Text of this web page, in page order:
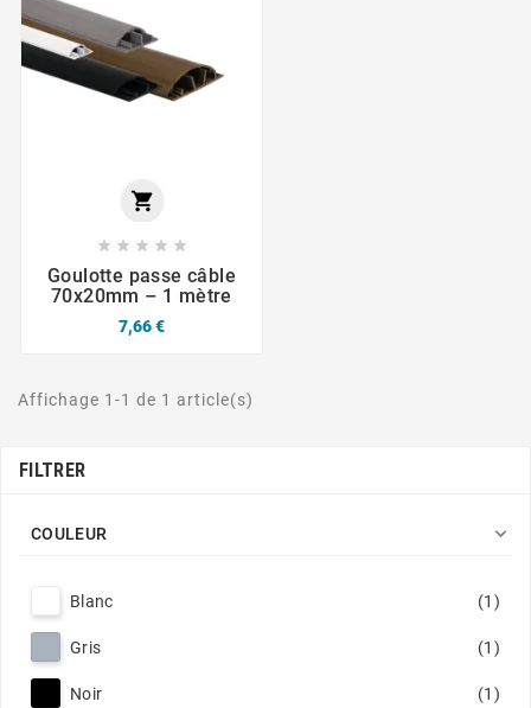

    
Goulotte passe câble
70x20mm – 1 mètre
7,66 €
Affichage 1-1 de 1 article(s)
FILTRER
COULEUR 
Blanc (1)
Gris (1)
Noir (1)